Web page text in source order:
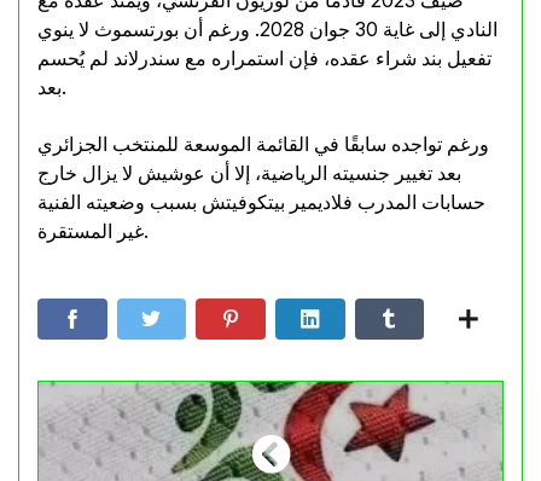
النادي إلى غاية 30 جوان 2028. ورغم أن بورتسموث لا ينوي
تفعيل بند شراء عقده، فإن استمراره مع سندرلاند لم يُحسم
بعد.
ورغم تواجده سابقًا في القائمة الموسعة للمنتخب الجزائري
بعد تغيير جنسيته الرياضية، إلا أن عوشيش لا يزال خارج
حسابات المدرب فلاديمير بيتكوفيتش بسبب وضعيته الفنية
غير المستقرة.